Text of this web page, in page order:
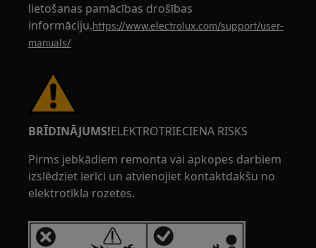
lietošanas pamācības drošības
informāciju.https://www.electrolux.com/support/user-
manuals/
BRĪDINĀJUMS!ELEKTROTRIECIENA RISKS
Pirms jebkādiem remonta vai apkopes darbiem
izslēdziet ierīci un atvienojiet kontaktdakšu no
elektrotīkla rozetes.